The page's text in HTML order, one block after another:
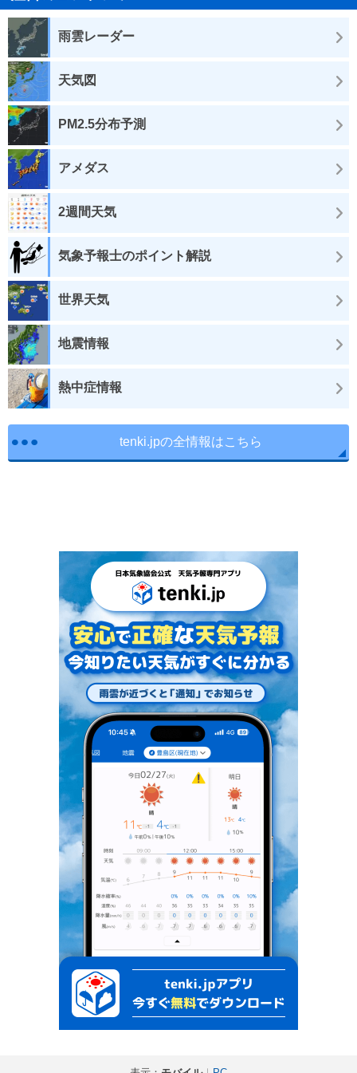
雨雲レーダー
天気図
PM2.5分布予測
アメダス
2週間天気
気象予報士のポイント解説
世界天気
地震情報
熱中症情報
tenki.jpの全情報はこちら